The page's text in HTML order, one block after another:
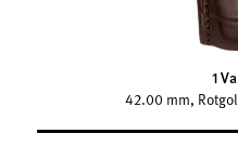
1
42.00 mm,